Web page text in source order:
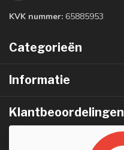
KVK nummer: 65885953
Categorieën
Informatie
Klantbeoordelingen